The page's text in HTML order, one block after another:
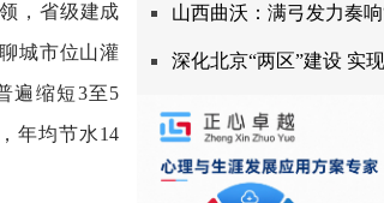
，省级建成
城市位山灌
遍缩短3至5
年均节水14
山西曲沃：满弓发力奏
深化北京“两区”建设实